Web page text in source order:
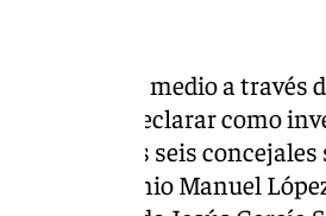
este medio a través
deberá declarar como
junto a los seis
Cerezo, Antonio Manuel